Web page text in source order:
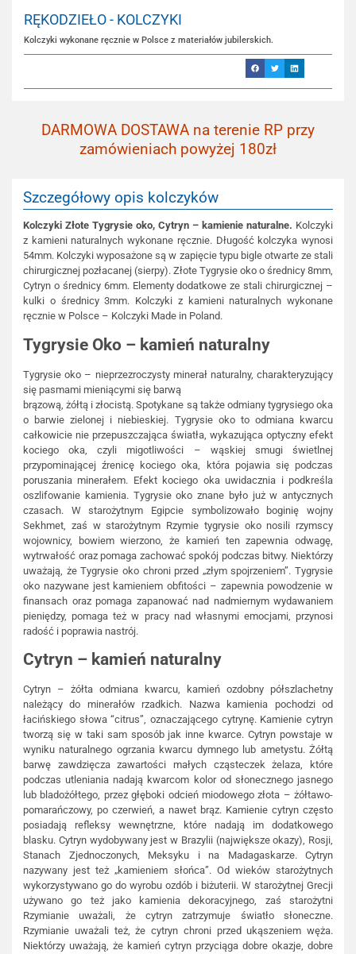
RĘKODZIEŁO - KOLCZYKI
Kolczyki wykonane ręcznie w Polsce z materiałów jubilerskich.
DARMOWA DOSTAWA na terenie RP przy
zamówieniach powyżej 180zł
Szczegółowy opis kolczyków
Kolczyki Złote Tygrysie oko, Cytryn – kamienie naturalne. Kolczyki
z kamieni naturalnych wykonane ręcznie. Długość kolczyka wynosi
54mm. Kolczyki wyposażone są w zapięcie typu bigle otwarte ze stali
chirurgicznej pozłacanej (sierpy). Złote Tygrysie oko o średnicy 8mm,
Cytryn o średnicy 6mm. Elementy dodatkowe ze stali chirurgicznej –
kulki o średnicy 3mm. Kolczyki z kamieni naturalnych wykonane
ręcznie w Polsce – Kolczyki Made in Poland.
Tygrysie Oko – kamień naturalny
Tygrysie oko – nieprzezroczysty minerał naturalny, charakteryzujący
się pasmami mieniącymi się barwą
brązową, żółtą i złocistą. Spotykane są także odmiany tygrysiego oka
o barwie zielonej i niebieskiej. Tygrysie oko to odmiana kwarcu
całkowicie nie przepuszczająca światła, wykazująca optyczny efekt
kociego oka, czyli migotliwości – wąskiej smugi świetlnej
przypominającej źrenicę kociego oka, która pojawia się podczas
poruszania minerałem. Efekt kociego oka uwidacznia i podkreśla
oszlifowanie kamienia. Tygrysie oko znane było już w antycznych
czasach. W starożytnym Egipcie symbolizowało boginię wojny
Sekhmet, zaś w starożytnym Rzymie tygrysie oko nosili rzymscy
wojownicy, bowiem wierzono, że kamień ten zapewnia odwagę,
wytrwałość oraz pomaga zachować spokój podczas bitwy. Niektórzy
uważają, że Tygrysie oko chroni przed „złym spojrzeniem”. Tygrysie
oko nazywane jest kamieniem obfitości – zapewnia powodzenie w
finansach oraz pomaga zapanować nad nadmiernym wydawaniem
pieniędzy, pomaga też w pracy nad własnymi emocjami, przynosi
radość i poprawia nastrój.
Cytryn – kamień naturalny
Cytryn – żółta odmiana kwarcu, kamień ozdobny półszlachetny
należący do minerałów rzadkich. Nazwa kamienia pochodzi od
łacińskiego słowa “citrus”, oznaczającego cytrynę. Kamienie cytryn
tworzą się w taki sam sposób jak inne kwarce. Cytryn powstaje w
wyniku naturalnego ogrzania kwarcu dymnego lub ametystu. Żółtą
barwę zawdzięcza zawartości małych cząsteczek żelaza, które
podczas utleniania nadają kwarcom kolor od słonecznego jasnego
lub bladożółtego, przez głęboki odcień miodowego złota – żółtawo-
pomarańczowy, po czerwień, a nawet brąz. Kamienie cytryn często
posiadają refleksy wewnętrzne, które nadają im dodatkowego
blasku. Cytryn wydobywany jest w Brazylii (największe okazy), Rosji,
Stanach Zjednoczonych, Meksyku i na Madagaskarze. Cytryn
nazywany jest też „kamieniem słońca”. Od wieków starożytnych
wykorzystywano go do wyrobu ozdób i biżuterii. W starożytnej Grecji
używano go też jako kamienia dekoracyjnego, zaś starożytni
Rzymianie uważali, że cytryn zatrzymuje światło słoneczne.
Rzymianie uważali też, że cytryn chroni przed ukąszeniem węża.
Niektórzy uważają, że kamień cytryn przyciąga dobre okazje, dobre